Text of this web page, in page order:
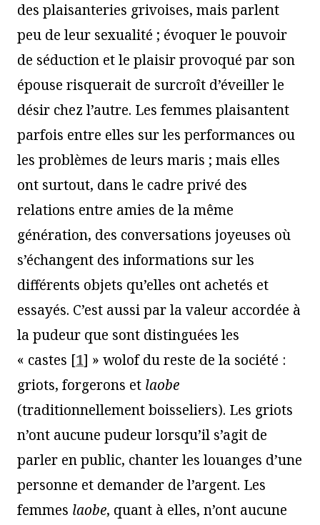
des plaisanteries grivoises, mais parlent
peu de leur sexualité ; évoquer le pouvoir
de séduction et le plaisir provoqué par son
épouse risquerait de surcroît d’éveiller le
désir chez l’autre. Les femmes plaisantent
parfois entre elles sur les performances ou
les problèmes de leurs maris ; mais elles
ont surtout, dans le cadre privé des
relations entre amies de la même
génération, des conversations joyeuses où
s’échangent des informations sur les
différents objets qu’elles ont achetés et
essayés. C’est aussi par la valeur accordée à
la pudeur que sont distinguées les
« castes [1] » wolof du reste de la société :
griots, forgerons et laobe
(traditionnellement boisseliers). Les griots
n’ont aucune pudeur lorsqu’il s’agit de
parler en public, chanter les louanges d’une
personne et demander de l’argent. Les
femmes laobe, quant à elles, n’ont aucune